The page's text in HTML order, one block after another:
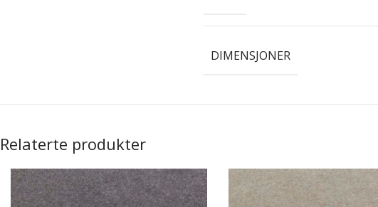
DIMENSJONER
Relaterte produkter